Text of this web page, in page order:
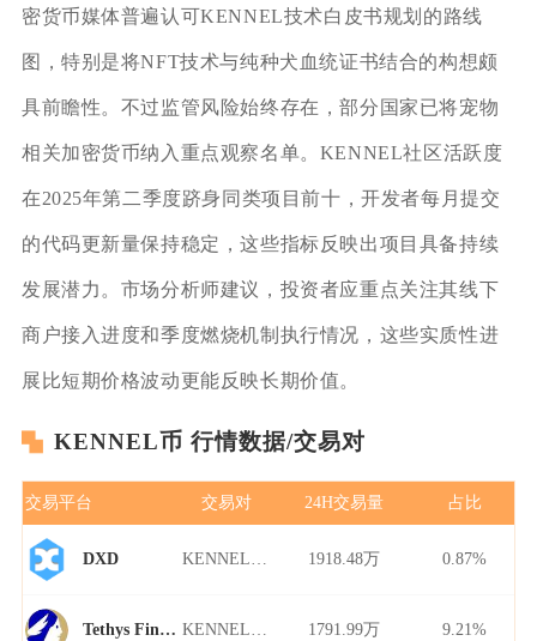
密货币媒体普遍认可KENNEL技术白皮书规划的路线
图，特别是将NFT技术与纯种犬血统证书结合的构想颇
具前瞻性。不过监管风险始终存在，部分国家已将宠物
相关加密货币纳入重点观察名单。KENNEL社区活跃度
在2025年第二季度跻身同类项目前十，开发者每月提交
的代码更新量保持稳定，这些指标反映出项目具备持续
发展潜力。市场分析师建议，投资者应重点关注其线下
商户接入进度和季度燃烧机制执行情况，这些实质性进
展比短期价格波动更能反映长期价值。
KENNEL币 行情数据/交易对
交易平台 交易对 24H交易量 占比
DXD 1918.48万 0.87%
Tethys Finance 1791.99万 9.21%